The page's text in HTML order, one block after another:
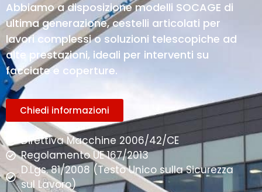
Abbiamo a disposizione modelli SOCAGE di
ultima generazione, cestelli articolati per
lavori complessi o soluzioni telescopiche ad
alte prestazioni, ideali per interventi su
facciate e coperture.
Chiedi informazioni
Direttiva Macchine 2006/42/CE
Regolamento UE 167/2013
D.Lgs. 81/2008 (Testo Unico sulla Sicurezza
sul Lavoro)